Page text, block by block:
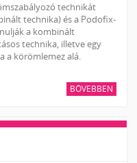
technikát
technika) és a Podofix-
a kombinált
technika, illetve egy
a körömlemez alá.
BŐVEBBEN